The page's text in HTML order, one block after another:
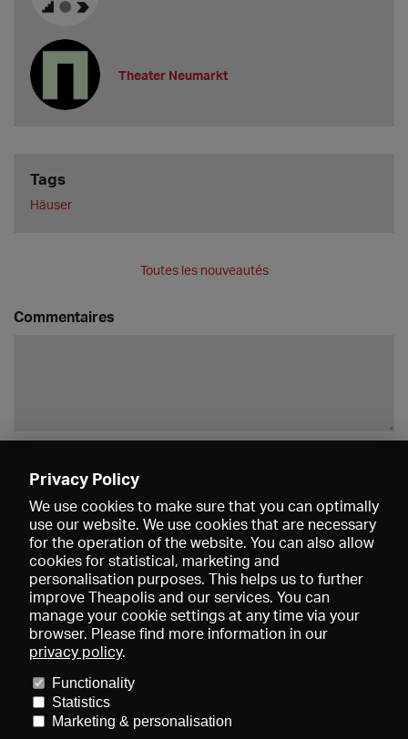
Theater Neumarkt
Tags
Häuser
Toutes les nouveautés
Commentaires
Données médiatiques
Conditions générales de vente
Contact
Aide Newsletter
Privacy Policy
We use cookies to make sure that you can optimally
use our website. We use cookies that are necessary
for the operation of the website. You can also allow
cookies for statistical, marketing and
personalisation purposes. This helps us to further
improve Theapolis and our services. You can
manage your cookie settings at any time via your
browser. Please find more information in our
privacy policy.
Functionality
Statistics
Marketing & personalisation